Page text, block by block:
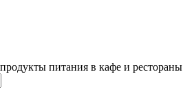
питания в кафе и рестораны